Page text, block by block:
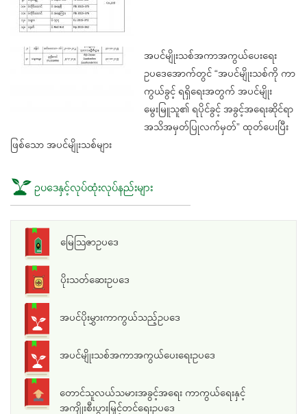
အပင်မျိုးသစ်အကာအကွယ်ပေးရေး
ဥပဒေအောက်တွင် “အပင်မျိုးသစ်ကို ကာ
ကွယ်ခွင့် ရရှိရေးအတွက် အပင်မျိုး
မွေးမြူသူ၏ ရပိုင်ခွင့် အခွင့်အရေးဆိုင်ရာ
အသိအမှတ်ပြုလက်မှတ်” ထုတ်ပေးပြီး
ဖြစ်သော အပင်မျိုးသစ်များ
ဥပဒေနှင့်လုပ်ထုံးလုပ်နည်းများ
မြေသြဇာဥပဒေ
ပိုးသတ်ဆေးဥပဒေ
အပင်ပိုးမွှားကာကွယ်သည့်ဥပဒေ
အပင်မျိုးသစ်အကာအကွယ်ပေးရေးဥပဒေ
တောင်သူလယ်သမားအခွင့်အရေး ကာကွယ်ရေးနှင့်
အကျိုးစီးပွားမြှင့်တင်ရေးဥပဒေ